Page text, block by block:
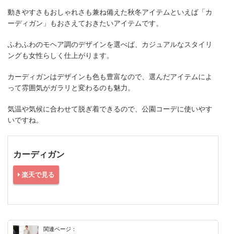
動きやすさもおしゃれさも兼ね備えた秋冬アイテムといえば「カ
ーディガン」もおさえておきたいアイテムです。
ふわふわのモヘア調のデザインを選べば、カジュアルなスタイリ
ングも女性らしく仕上がります。
カーディガンはデザインも色も豊富なので、選んだアイテムによ
って雰囲気がガラリと変わるのも魅力。
気温や気候に合わせて脱ぎ着できるので、公園コーデに使いやす
いですね。
カーディガン
楽天で見る
関連ページ：